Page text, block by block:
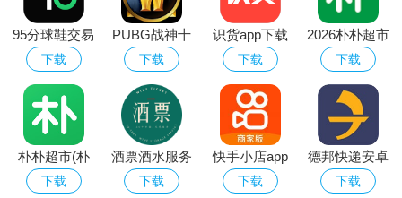
优势
同时可以设置多个锁屏来回切换，每个锁屏还可以开启不同
的专注模式。
但具体使用方法不做介绍，需要您自行了解，全新设计的
CarPlay自由选择。
这里为你新增服药提醒和健身记录，还有很多的视频中使用
实时文字的功能。
95分球鞋交易
app平台下载
下载
PUBG战神十
字架下载安卓
免费版
下载
识货app下载
官方正版最新
版本
下载
2026朴朴超市
app最新版本
下载
朴朴超市(朴
朴买菜)app安
下载
酒票酒水服务
app
下载
快手小店app
官方下载2026
下载
德邦快递安卓
版
下载